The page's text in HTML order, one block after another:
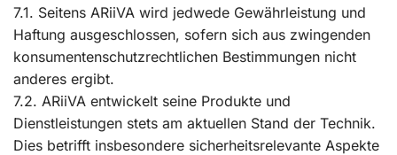
7.1. Seitens ARiiVA wird jedwede Gewährleistung und
Haftung ausgeschlossen, sofern sich aus zwingenden
konsumentenschutzrechtlichen Bestimmungen nicht
anderes ergibt.
7.2. ARiiVA entwickelt seine Produkte und
Dienstleistungen stets am aktuellen Stand der Technik.
Dies betrifft insbesondere sicherheitsrelevante Aspekte